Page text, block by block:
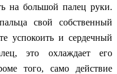
на большой палец руки.
свой собственный
успокоить и сердечный
это охлаждает его
того, само действие